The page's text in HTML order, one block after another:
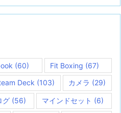
(60) Fit Boxing (67)
Deck (103) カメラ (29)
グ (56) マインドセット (6)